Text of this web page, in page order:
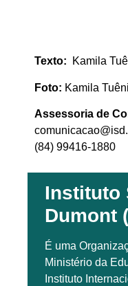
Texto: Kamila
Foto: Kamila
Assessoria de
(84) 99416-1880
Instituto
Dumont
É uma
Ministério da
Instituto